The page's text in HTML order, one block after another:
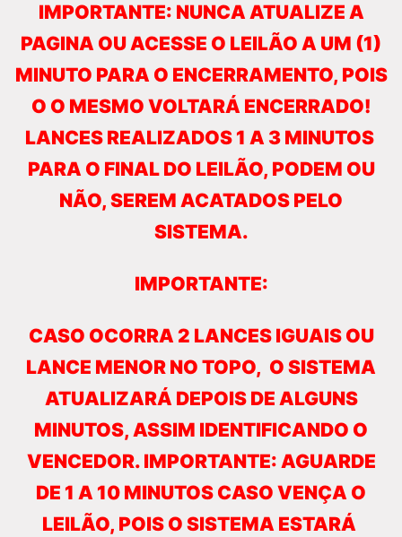
IMPORTANTE: NUNCA ATUALIZE A
PAGINA OU ACESSE O LEILÃO A UM (1)
MINUTO PARA O ENCERRAMENTO, POIS
O O MESMO VOLTARÁ ENCERRADO!
LANCES REALIZADOS 1 A 3 MINUTOS
PARA O FINAL DO LEILÃO, PODEM OU
NÃO, SEREM ACATADOS PELO
SISTEMA.
IMPORTANTE:
CASO OCORRA 2 LANCES IGUAIS OU
LANCE MENOR NO TOPO, O SISTEMA
ATUALIZARÁ DEPOIS DE ALGUNS
MINUTOS, ASSIM IDENTIFICANDO O
VENCEDOR. IMPORTANTE: AGUARDE
DE 1 A 10 MINUTOS CASO VENÇA O
LEILÃO, POIS O SISTEMA ESTARÁ